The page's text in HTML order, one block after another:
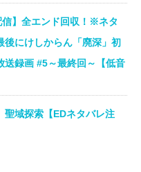
信】全エンド回収！※ネタ
後にけしからん「廃深」初
送録画 #5～最終回～【低音
聖域探索【EDネタバレ注